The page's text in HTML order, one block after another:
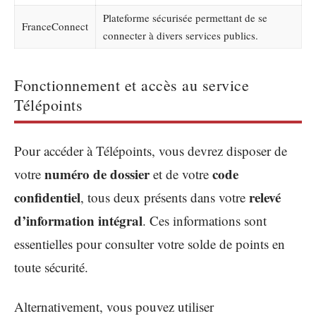
FranceConnect
Plateforme sécurisée permettant de se
connecter à divers services publics.
Fonctionnement et accès au service
Télépoints
Pour accéder à Télépoints, vous devrez disposer de
votre numéro de dossieret de votre code
confidentiel, tous deux présents dans votre relevé
d’information intégral. Ces informations sont
essentielles pour consulter votre solde de points en
toute sécurité.
Alternativement, vous pouvez utiliser